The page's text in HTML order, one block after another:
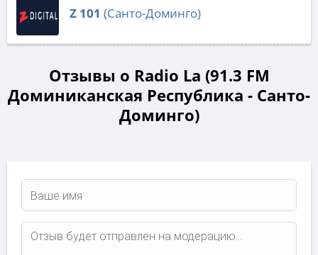
Z 101 (Санто-Доминго)
Отзывы о Radio La (91.3 FM
Доминиканская Республика - Санто-
Доминго)